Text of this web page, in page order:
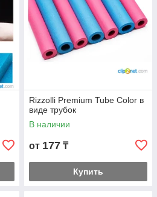
Rizzolli Premium Tube Color в
виде трубок
В наличии
от 177 ₸
Купить